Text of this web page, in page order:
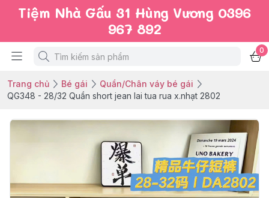
Tiệm Nhà Gấu 31 Hùng Vương 0396
967 892
0
Trang chủ Bé gái
Quần/Chân váy bé gái
QG348 - 28/32 Quần short jean lai tua rua x.nhạt 2802